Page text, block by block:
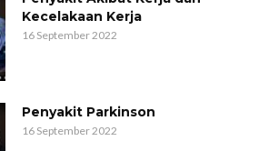
Kecelakaan Kerja
16 September 2022
Penyakit Parkinson
16 September 2022